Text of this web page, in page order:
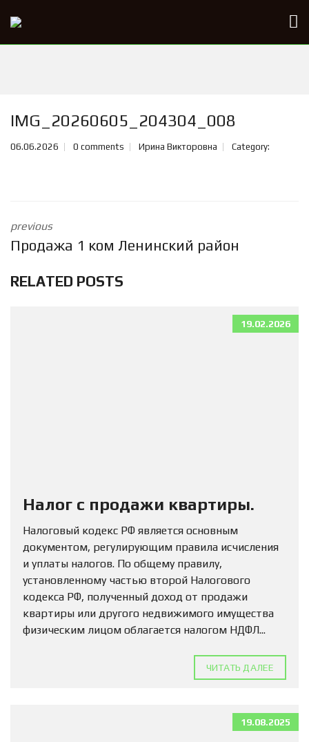
IMG_20260605_204304_008
06.06.2026 0 comments Ирина Викторовна Category:
previous
Продажа 1 ком Ленинский район
RELATED POSTS
19.02.2026
Налог с продажи квартиры.
Налоговый кодекс РФ является основным
документом, регулирующим правила исчисления
и уплаты налогов. По общему правилу,
установленному частью второй Налогового
кодекса РФ, полученный доход от продажи
квартиры или другого недвижимого имущества
физическим лицом облагается налогом НДФЛ...
ЧИТАТЬ ДАЛЕЕ
19.08.2025